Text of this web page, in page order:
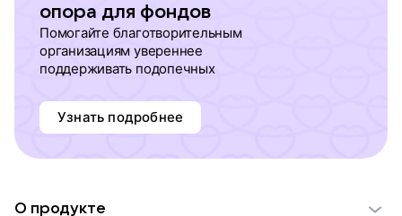
опора для фондов
Помогайте благотворительным
организациям увереннее
поддерживать подопечных
Узнать подробнее
О продукте